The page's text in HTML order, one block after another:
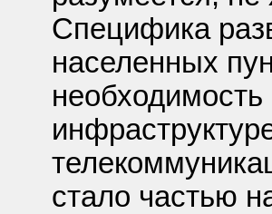
Специфика
населенных
стало частью